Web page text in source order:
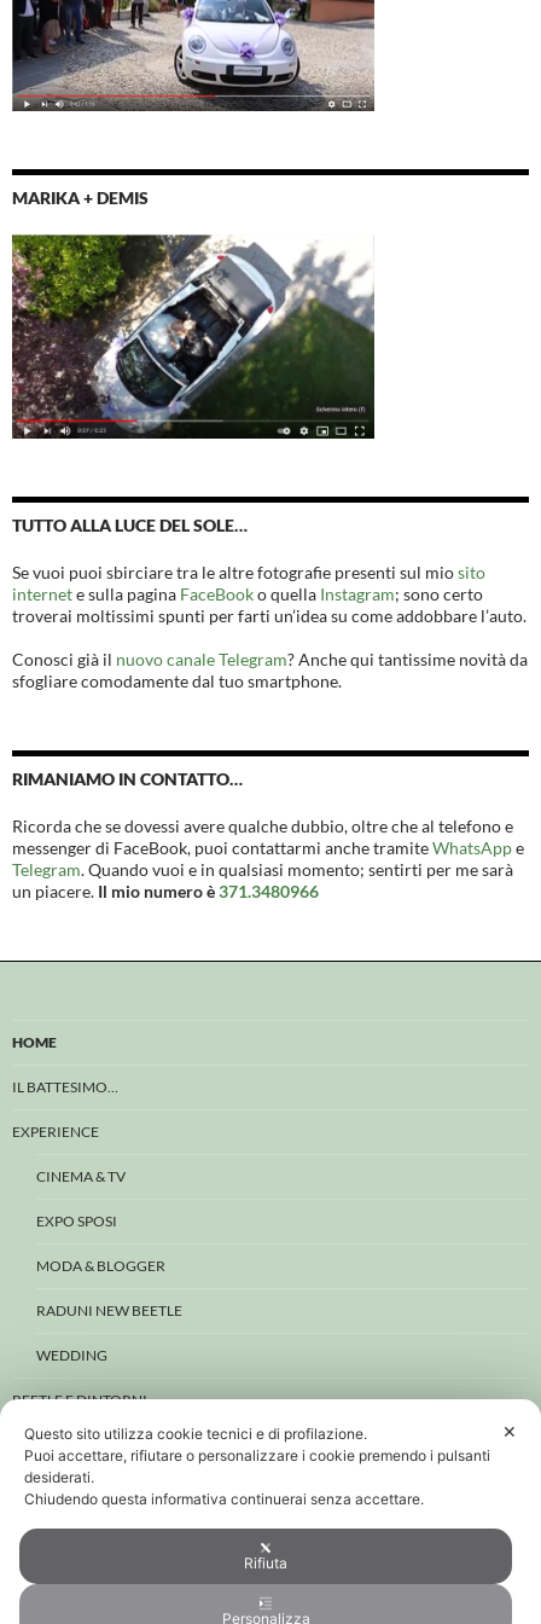
MARIKA + DEMIS
TUTTO ALLA LUCE DEL SOLE…
Se vuoi puoi sbirciare tra le altre fotografie presenti sul miosito
internete sulla pagina FaceBooko quella Instagram; sono certo
troverai moltissimi spunti per farti un’idea su come addobbare l’auto.
Conosci già il nuovo canale Telegram? Anche qui tantissime novità da
sfogliare comodamente dal tuo smartphone.
RIMANIAMO IN CONTATTO…
Ricorda che se dovessi avere qualche dubbio, oltre che al telefono e
messenger di FaceBook, puoi contattarmi anche tramiteWhatsAppe
Telegram. Quando vuoi e in qualsiasi momento; sentirti per me sarà
un piacere. Il mio numero è371.3480966
HOME
IL BATTESIMO…
EXPERIENCE
CINEMA & TV
EXPO SPOSI
MODA & BLOGGER
RADUNI NEW BEETLE
WEDDING
BEETLE E DINTORNI
CONTATTI
PRIVACY & COOKIE
PERSONAL DATA POLICY
✕
Questo sito utilizza cookie tecnici e di profilazione.
Puoi accettare, rifiutare o personalizzare i cookie premendo i pulsanti
desiderati.
Chiudendo questa informativa continuerai senza accettare.
Rifiuta
Personalizza